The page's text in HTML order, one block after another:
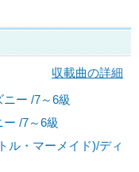
収載曲の詳細
ニー /7～6級
ー /7～6級
ル・マーメイド)/ディ